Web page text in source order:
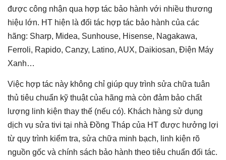
được công nhận qua hợp tác bảo hành với nhiều thương
hiệu lớn. HT hiện là đối tác hợp tác bảo hành của các
hãng: Sharp, Midea, Sunhouse, Hisense, Nagakawa,
Ferroli, Rapido, Canzy, Latino, AUX, Daikiosan, Điện Máy
Xanh…
Việc hợp tác này không chỉ giúp quy trình sửa chữa tuân
thủ tiêu chuẩn kỹ thuật của hãng mà còn đảm bảo chất
lượng linh kiện thay thế (nếu có). Khách hàng sử dụng
dịch vụ sửa tivi tại nhà Đồng Tháp của HT được hưởng lợi
từ quy trình kiểm tra, sửa chữa minh bạch, linh kiện rõ
nguồn gốc và chính sách bảo hành theo tiêu chuẩn đối tác.